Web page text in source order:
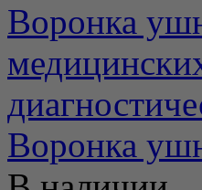
Воронка
Воронка